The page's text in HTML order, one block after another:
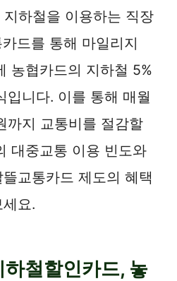
하철을 이용하는 직장
드를 통해 마일리지
농협카드의 지하철 5%
입니다. 이를 통해 매월
까지 교통비를 절감할
대중교통 이용 빈도와
교통카드 제도의 혜택
요.
철할인카드, 놓